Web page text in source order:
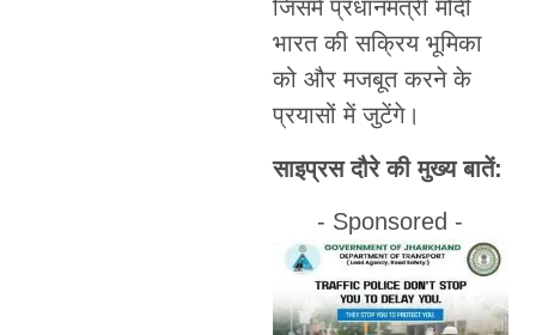
जिसमें प्रधानमंत्री मोदी
भारत की सक्रिय भूमिका
को और मजबूत करने के
प्रयासों में जुटेंगे।
साइप्रस दौरे की मुख्य बातें:
- Sponsored -